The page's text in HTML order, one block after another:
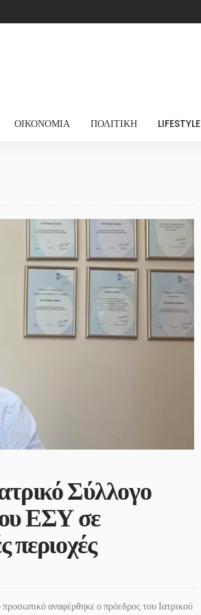
ΟΙΚΟΝΟΜΊΑ ΠΟΛΙΤΙΚΉ LIFESTYLE
Σύλλογο
ΕΣΥ σε
περιοχές
αναφέρθηκε ο πρόεδρος του Ιατρικού